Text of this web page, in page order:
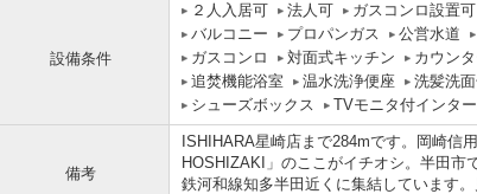
設備条件
２人入居可 法人可 ガスコンロ設置可
バルコニー
プロパンガス 公営水道
ガスコンロ
対面式キッチン カウン
追焚機能浴室
温水洗浄便座 洗髪洗
シューズボックス
TVモニタ付インタ
備考
ISHIHARA星崎店まで284mです。岡崎
HOSHIZAKI」のここがイチオシ。半田市
鉄河和線知多半田近くに集結しています